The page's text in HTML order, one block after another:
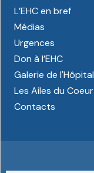
L’EHC en bref
Médias
Urgences
Don à l’EHC
Galerie de
Les Ailes du Coeur
Contacts